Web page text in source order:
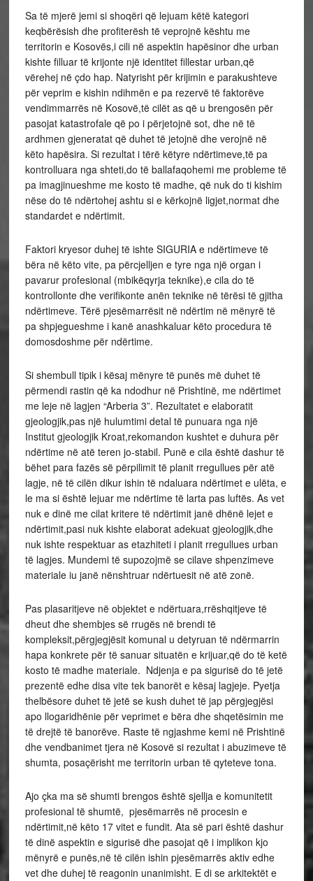
Sa të mjerë jemi si shoqëri që lejuam këtë kategori
keqbërësish dhe profiterësh të veprojnë kështu me
territorin e Kosovës,i cili në aspektin hapësinor dhe urban
kishte filluar të krijonte një identitet fillestar urban,që
vërehej në çdo hap. Natyrisht për krijimin e parakushteve
për veprim e kishin ndihmën e pa rezervë të faktorëve
vendimmarrës në Kosovë,të cilët as që u brengosën për
pasojat katastrofale që po i përjetojnë sot, dhe në të
ardhmen gjeneratat që duhet të jetojnë dhe verojnë në
këto hapësira. Si rezultat i tërë këtyre ndërtimeve,të pa
kontrolluara nga shteti,do të ballafaqohemi me probleme të
pa imagjinueshme me kosto të madhe, që nuk do ti kishim
nëse do të ndërtohej ashtu si e kërkojnë ligjet,normat dhe
standardet e ndërtimit.
Faktori kryesor duhej të ishte SIGURIA e ndërtimeve të
bëra në këto vite, pa përcjelljen e tyre nga një organ i
pavarur profesional (mbikëqyrja teknike),e cila do të
kontrollonte dhe verifikonte anën teknike në tërësi të gjitha
ndërtimeve. Tërë pjesëmarrësit në ndërtim në mënyrë të
pa shpjegueshme i kanë anashkaluar këto procedura të
domosdoshme për ndërtime.
Si shembull tipik i kësaj mënyre të punës më duhet të
përmendi rastin që ka ndodhur në Prishtinë, me ndërtimet
me leje në lagjen “Arberia 3”. Rezultatet e elaboratit
gjeologjik,pas një hulumtimi detal të punuara nga një
Institut gjeologjik Kroat,rekomandon kushtet e duhura për
ndërtime në atë teren jo-stabil. Punë e cila është dashur të
bëhet para fazës së përpilimit të planit rregullues për atë
lagje, në të cilën dikur ishin të ndaluara ndërtimet e ulëta, e
le ma si është lejuar me ndërtime të larta pas luftës. As vet
nuk e dinë me cilat kritere të ndërtimit janë dhënë lejet e
ndërtimit,pasi nuk kishte elaborat adekuat gjeologjik,dhe
nuk ishte respektuar as etazhiteti i planit rregullues urban
të lagjes. Mundemi të supozojmë se cilave shpenzimeve
materiale iu janë nënshtruar ndërtuesit në atë zonë.
Pas plasaritjeve në objektet e ndërtuara,rrëshqitjeve të
dheut dhe shembjes së rrugës në brendi të
kompleksit,përgjegjësit komunal u detyruan të ndërmarrin
hapa konkrete për të sanuar situatën e krijuar,që do të ketë
kosto të madhe materiale. Ndjenja e pa sigurisë do të jetë
prezentë edhe disa vite tek banorët e kësaj lagjeje. Pyetja
thelbësore duhet të jetë se kush duhet të jap përgjegjësi
apo llogaridhënie për veprimet e bëra dhe shqetësimin me
të drejtë të banorëve. Raste të ngjashme kemi në Prishtinë
dhe vendbanimet tjera në Kosovë si rezultat i abuzimeve të
shumta, posaçërisht me territorin urban të qyteteve tona.
Ajo çka ma së shumti brengos është sjellja e komunitetit
profesional të shumtë, pjesëmarrës në procesin e
ndërtimit,në këto 17 vitet e fundit. Ata së pari është dashur
të dinë aspektin e sigurisë dhe pasojat që i implikon kjo
mënyrë e punës,në të cilën ishin pjesëmarrës aktiv edhe
vet dhe duhej të reagonin unanimisht. E di se arkitektët e